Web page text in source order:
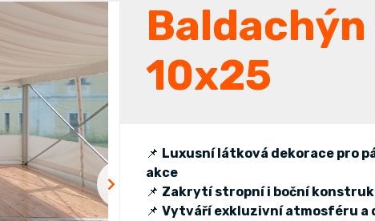
10x25
📌 Luxusní látková dekorace pro
akce
📌 Zakrytí stropní i boční
📌 Vytváří exkluzivní atmosféru a